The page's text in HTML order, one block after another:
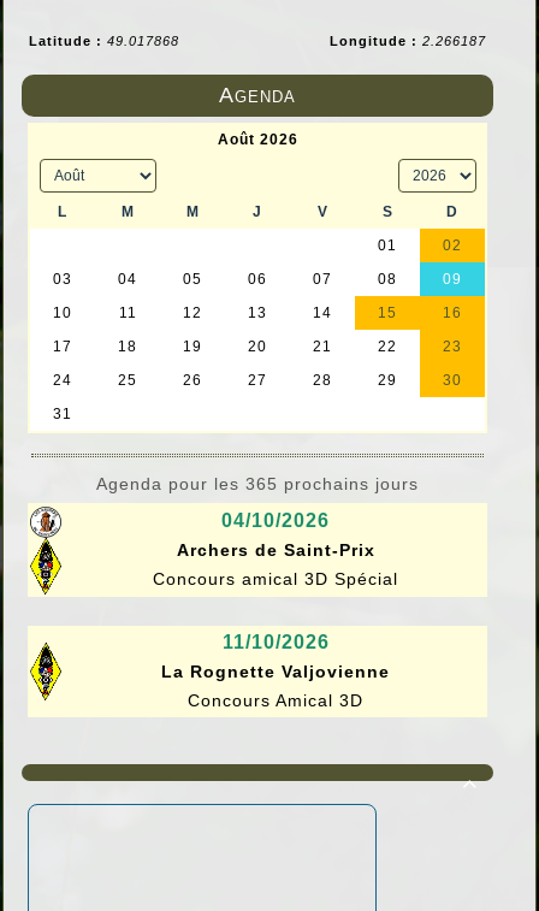
Latitude : 49.017868 Longitude : 2.266187
Agenda
Agenda pour les 365 prochains jours
04/10/2026
Archers de Saint-Prix
Concours amical 3D Spécial
11/10/2026
La Rognette Valjovienne
Concours Amical 3D
